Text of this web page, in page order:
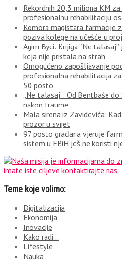
Rekordnih 20,3 miliona KM
profesionalnu rehabilitaciju
Komora magistara farmacije
poziva kolege na učešće u
Agim Byci: Knjiga “Ne
koja nije pristala na strah
Omogućeno zapošljavanje
profesionalna rehabilitacija
50 posto
„Ne talasaj“: Od Bentbaše
nakon traume
Mala sirena iz Zavidovića:
prozor u svijet
97 posto građana vjeruje
sistem u FBiH još ne koristi
Teme koje volimo:
Digitalizacija
Ekonomija
Inovacije
Kako radi…
Lifestyle
Nauka